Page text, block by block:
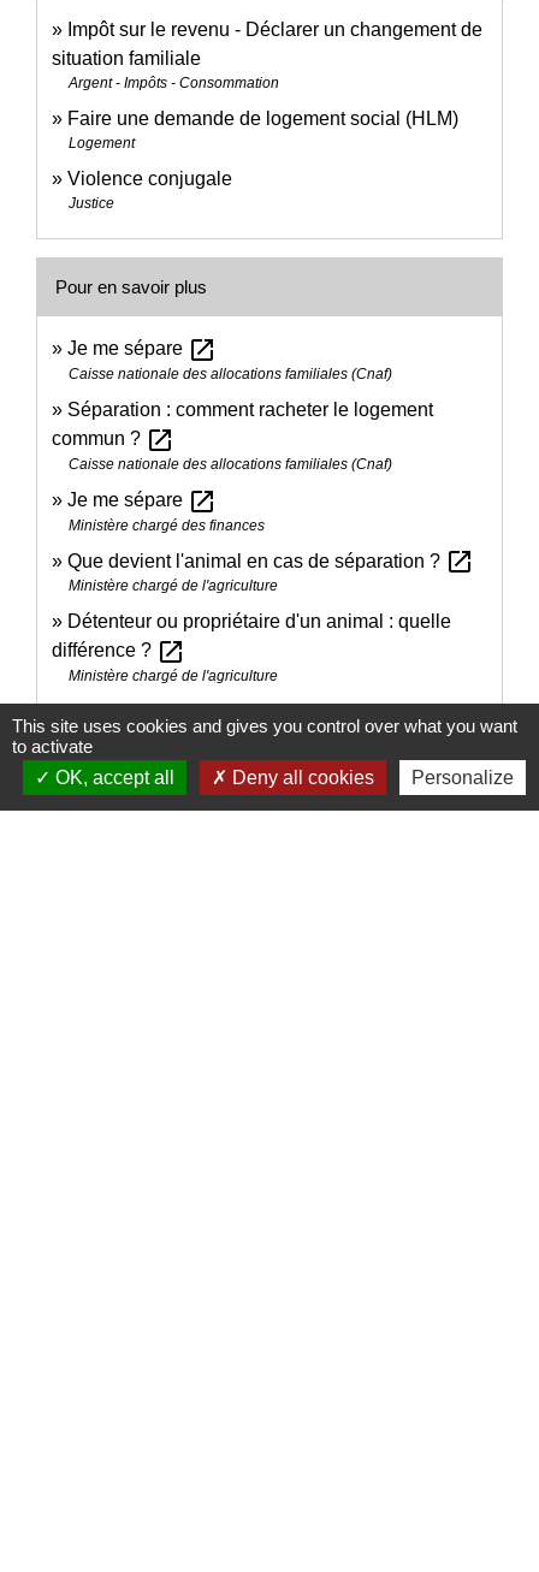
Impôt sur le revenu - Déclarer un changement de
situation familiale
Argent - Impôts - Consommation
Faire une demande de logement social (HLM)
Logement
Violence conjugale
Justice
Pour en savoir plus
Je me sépare open_in_new
Caisse nationale des allocations familiales (Cnaf)
Séparation : comment racheter le logement
commun ? open_in_new
Caisse nationale des allocations familiales (Cnaf)
Je me sépare open_in_new
Ministère chargé des finances
Que devient l'animal en cas de séparation ? open_in_new
Ministère chargé de l'agriculture
Détenteur ou propriétaire d'un animal : quelle
différence ? open_in_new
Ministère chargé de l'agriculture
cession d'un animal ? open_in_new
Ministère chargé de l'agriculture
This site uses cookies and gives you control over what you want
to activate
OK, accept all
Deny all cookies Personalize